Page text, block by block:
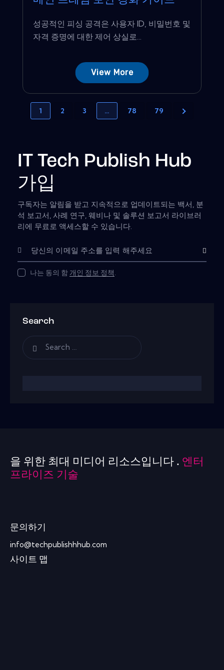
성공적인 피싱 공격은 사용자 ID, 비밀번호 및
자격 증명에 대한 제어 상실로...
View More
1 2 3 … 78 79
IT Tech Publish Hub
가입
구독자는 알림을 받고 지속적으로 업데이트되는 백서, 분
석 보고서, 사례 연구, 웨비나 및 솔루션 보고서 라이브러
리에 무료로 액세스할 수 있습니다.
Subscribe
나는 동의 함 개인 정보 정책.
Search
을 위한 최대 미디어 리소스입니다 . 엔터
프라이즈 기술
문의하기
info@techpublishhhub.com
사이트 맵